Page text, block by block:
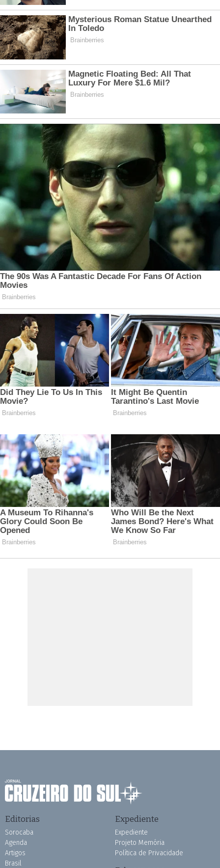
Editorias
Sorocaba
Agenda
Artigos
Brasil
Expediente
Expediente
Projeto Memória
Política de Privacidade